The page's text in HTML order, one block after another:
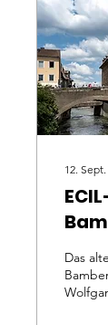
12. Sept.
mit
Das